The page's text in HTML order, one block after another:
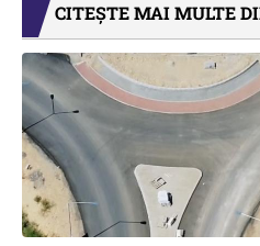
CITEȘTE MAI MULTE